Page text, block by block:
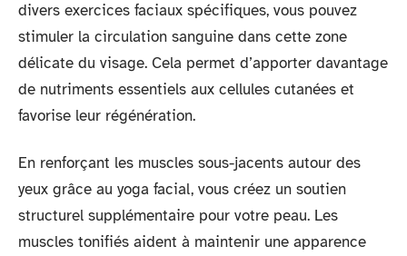
divers exercices faciaux spécifiques, vous pouvez
stimuler la circulation sanguine dans cette zone
délicate du visage. Cela permet d’apporter davantage
de nutriments essentiels aux cellules cutanées et
favorise leur régénération.
En renforçant les muscles sous-jacents autour des
yeux grâce au yoga facial, vous créez un soutien
structurel supplémentaire pour votre peau. Les
muscles tonifiés aident à maintenir une apparence